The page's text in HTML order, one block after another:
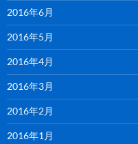
2016年6月
2016年5月
2016年4月
2016年3月
2016年2月
2016年1月